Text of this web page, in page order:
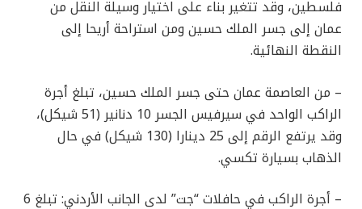
فلسطين، وقد تتغير بناء على اختيار وسيلة النقل من
عمان إلى جسر الملك حسين ومن استراحة أريحا إلى
النقطة النهائية.
– من العاصمة عمان حتى جسر الملك حسين، تبلغ أجرة
الراكب الواحد في سيرفيس الجسر 10 دنانير (51 شيكل)،
وقد يرتفع الرقم إلى 25 دينارا (130 شيكل) في حال
الذهاب بسيارة تكسي.
– أجرة الراكب في حافلات “جت” لدى الجانب الأردني: تبلغ 6